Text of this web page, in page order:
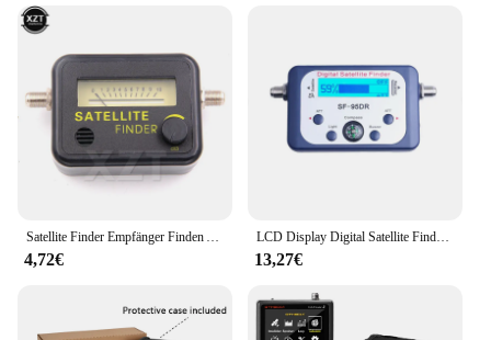
Satellite Finder Empfänger Finden Ausrichtung Signal Meter Rezeptor Für Sat Dish TV LNB Direc Digital TV Signal Verstärker Satfinder
4,72€
LCD Display Digital Satellite Finder SF-95DR Meter Satlink Rezeptor TV Signal Empfänger Saß Decoder Satfinder Kompass FTA TV BOX
13,27€